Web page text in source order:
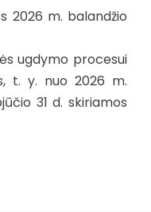
2026 m. balandžio
ugdymo procesui
t. y. nuo 2026 m.
31 d. skiriamos